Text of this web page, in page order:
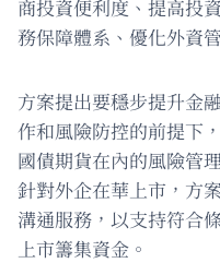
商投資便利度、提高投
務保障體系、優化外資
方案提出要穩步提升金
作和風險防控的前提下
國債期貨在內的風險管
針對外企在華上市，方
溝通服務，以支持符合
上市籌集資金。